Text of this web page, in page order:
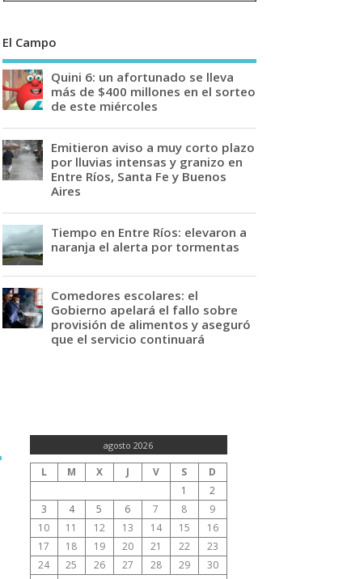
El Campo
Quini 6: un afortunado se lleva
más de $400 millones en el sorteo
de este miércoles
Emitieron aviso a muy corto plazo
por lluvias intensas y granizo en
Entre Ríos, Santa Fe y Buenos
Aires
Tiempo en Entre Ríos: elevaron a
naranja el alerta por tormentas
Comedores escolares: el
Gobierno apelará el fallo sobre
provisión de alimentos y aseguró
que el servicio continuará
agosto 2026
L M X J V S
D
1
2
3
4 5 6 7 8
9
10
11 12 13 14 15
16
17
18 19 20 21 22
23
24
25 26 27 28 29
30